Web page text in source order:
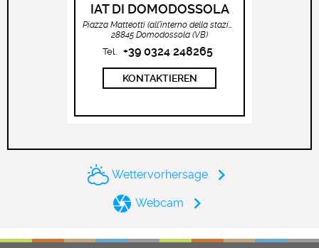
IAT DI DOMODOSSOLA
28845 Domodossola (VB)
Tel. +39 0324 248265
KONTAKTIEREN
Wettervorhersage
Webcam